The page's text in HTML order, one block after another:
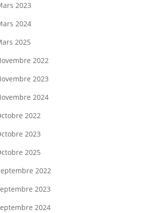
2023
2024
2025
2022
2023
2024
2022
2023
2025
2022
2023
2024